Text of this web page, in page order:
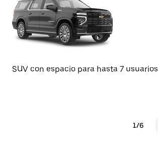
SUV con espacio para hasta 7 usuarios
1/6